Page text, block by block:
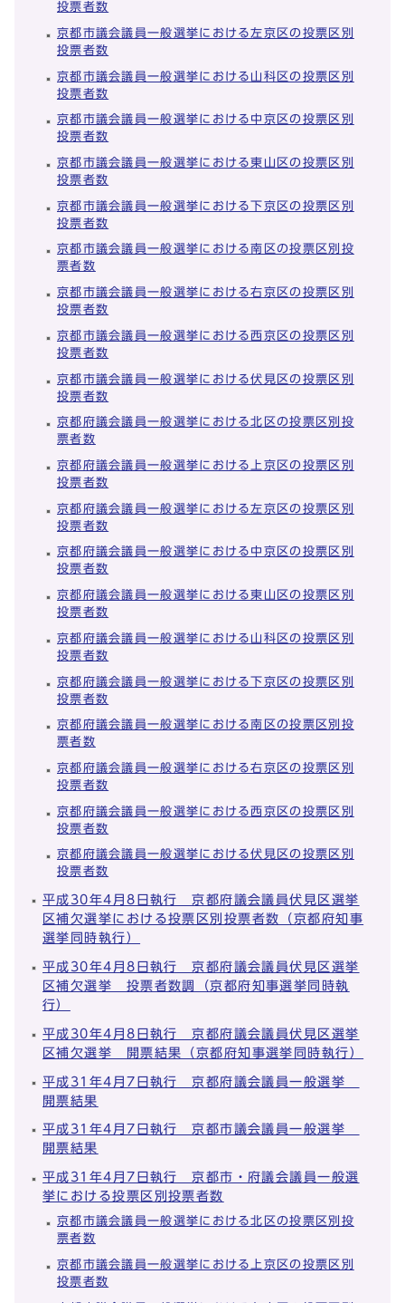
投票者数
京都市議会議員一般選挙における左京区の投票区別
投票者数
京都市議会議員一般選挙における山科区の投票区別
投票者数
京都市議会議員一般選挙における中京区の投票区別
投票者数
京都市議会議員一般選挙における東山区の投票区別
投票者数
京都市議会議員一般選挙における下京区の投票区別
投票者数
京都市議会議員一般選挙における南区の投票区別投
票者数
京都市議会議員一般選挙における右京区の投票区別
投票者数
京都市議会議員一般選挙における西京区の投票区別
投票者数
京都市議会議員一般選挙における伏見区の投票区別
投票者数
京都府議会議員一般選挙における北区の投票区別投
票者数
京都府議会議員一般選挙における上京区の投票区別
投票者数
京都府議会議員一般選挙における左京区の投票区別
投票者数
京都府議会議員一般選挙における中京区の投票区別
投票者数
京都府議会議員一般選挙における東山区の投票区別
投票者数
京都府議会議員一般選挙における山科区の投票区別
投票者数
京都府議会議員一般選挙における下京区の投票区別
投票者数
京都府議会議員一般選挙における南区の投票区別投
票者数
京都府議会議員一般選挙における右京区の投票区別
投票者数
京都府議会議員一般選挙における西京区の投票区別
投票者数
京都府議会議員一般選挙における伏見区の投票区別
投票者数
平成30年4月8日執行 京都府議会議員伏見区選挙
区補欠選挙における投票区別投票者数（京都府知事
選挙同時執行）
平成30年4月8日執行 京都府議会議員伏見区選挙
区補欠選挙 投票者数調（京都府知事選挙同時執
行）
平成30年4月8日執行 京都府議会議員伏見区選挙
区補欠選挙 開票結果（京都府知事選挙同時執行）
平成31年4月7日執行 京都府議会議員一般選挙
開票結果
平成31年4月7日執行 京都市議会議員一般選挙
開票結果
平成31年4月7日執行 京都市・府議会議員一般選
挙における投票区別投票者数
京都市議会議員一般選挙における北区の投票区別投
票者数
京都市議会議員一般選挙における上京区の投票区別
投票者数